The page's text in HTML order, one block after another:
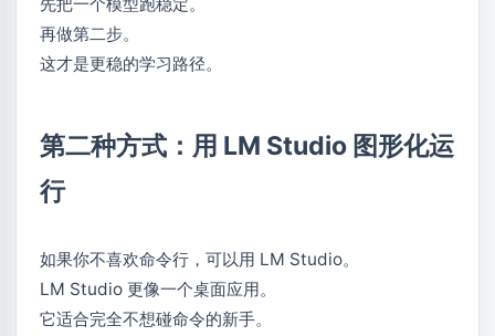
再做第二步。
这才是更稳的学习路径。
第二种方式：用 LM Studio 图形化运
行
如果你不喜欢命令行，可以用 LM Studio。
LM Studio 更像一个桌面应用。
它适合完全不想碰命令的新手。